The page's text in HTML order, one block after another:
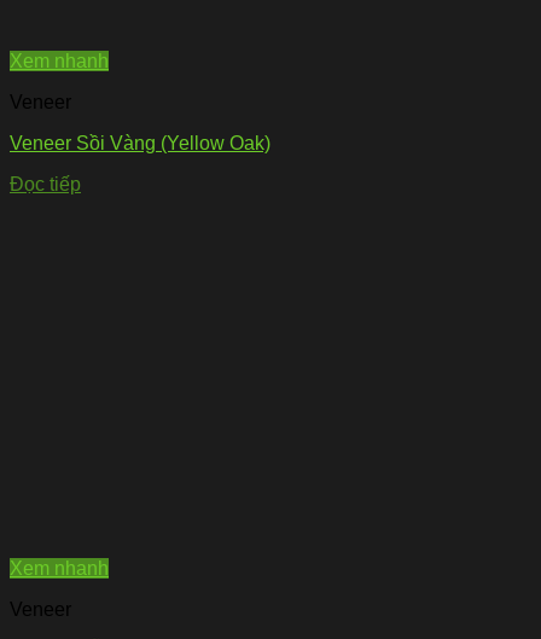
Xem nhanh
Veneer
Veneer Sồi Vàng (Yellow Oak)
Đọc tiếp
Xem nhanh
Veneer